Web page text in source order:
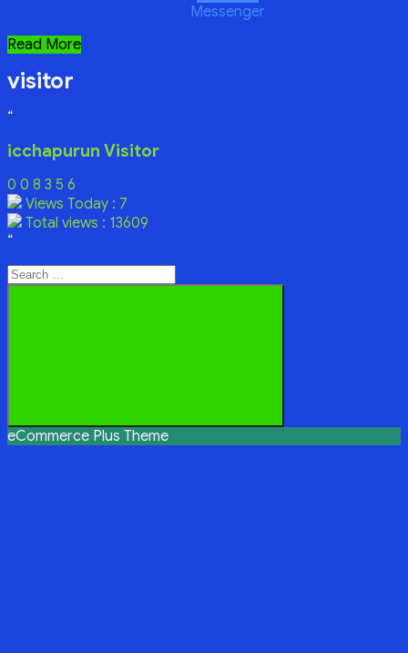
Messenger
বদলায়
মন
Read More
visitor
“
icchapurun Visitor
0 0 8 3 5 6
Views Today : 7
Total views : 13609
“
Search
for:
eCommerce Plus Theme